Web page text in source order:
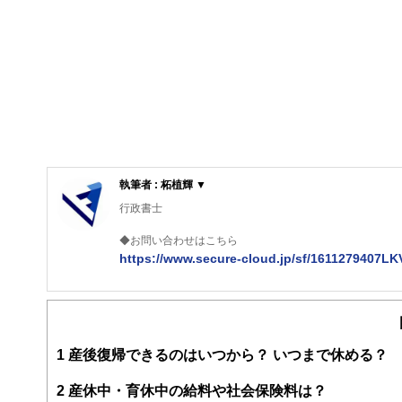
執筆者 : 柘植輝 ▼
行政書士
◆お問い合わせはこちら
https://www.secure-cloud.jp/sf/
２級ファイナンシャルプランナー
現在では行政書士・ファイナンシャルプランナーとして
1 産後復帰できるのはいつから？ いつまで休める？
2 産休中・育休中の給料や社会保険料は？